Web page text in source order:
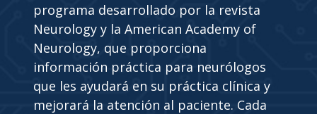
programa desarrollado por la revista
Neurology y la American Academy of
Neurology, que proporciona
información práctica para neurólogos
que les ayudará en su práctica clínica y
mejorará la atención al paciente. Cada